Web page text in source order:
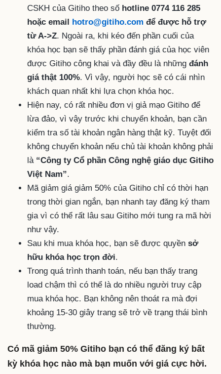
CSKH của Gitiho theo số hotline 0774 116 285
hoặc email
hotro@gitiho.com để được hỗ trợ
từ A->Z. Ngoài ra, khi kéo đến phần cuối của
khóa học bạn sẽ thấy phần đánh giá của học viên
được Gitiho công khai và đầy đều là những đánh
giá thật 100%. Vì vậy, người học sẽ có cái nhìn
khách quan nhất khi lựa chọn khóa học.
Hiện nay, có rất nhiều đơn vị giả mạo Gitiho để
lừa đảo, vì vậy trước khi chuyển khoản, bạn cần
kiểm tra số tài khoản ngân hàng thật kỹ. Tuyệt đối
không chuyển khoản nếu chủ tài khoản không phải
là “Công ty Cổ phần Công nghệ giáo dục Gitiho
Việt Nam”.
Mã giảm giá giảm 50% của Gitiho chỉ có thời hạn
trong thời gian ngắn, bạn nhanh tay đăng ký tham
gia vì có thể rất lâu sau Gitiho mới tung ra mã hời
như vậy.
Sau khi mua khóa học, bạn sẽ được quyền sở
hữu khóa học trọn đời.
Trong quá trình thanh toán, nếu bạn thấy trang
load chậm thì có thể là do nhiều người truy cập
mua khóa học. Bạn không nên thoát ra mà đợi
khoảng 15-30 giây trang sẽ trở về trạng thái bình
thường.
Có mã giảm 50% Gitiho bạn có thể đăng ký bất
kỳ khóa học nào mà bạn muốn với giá cực hời.